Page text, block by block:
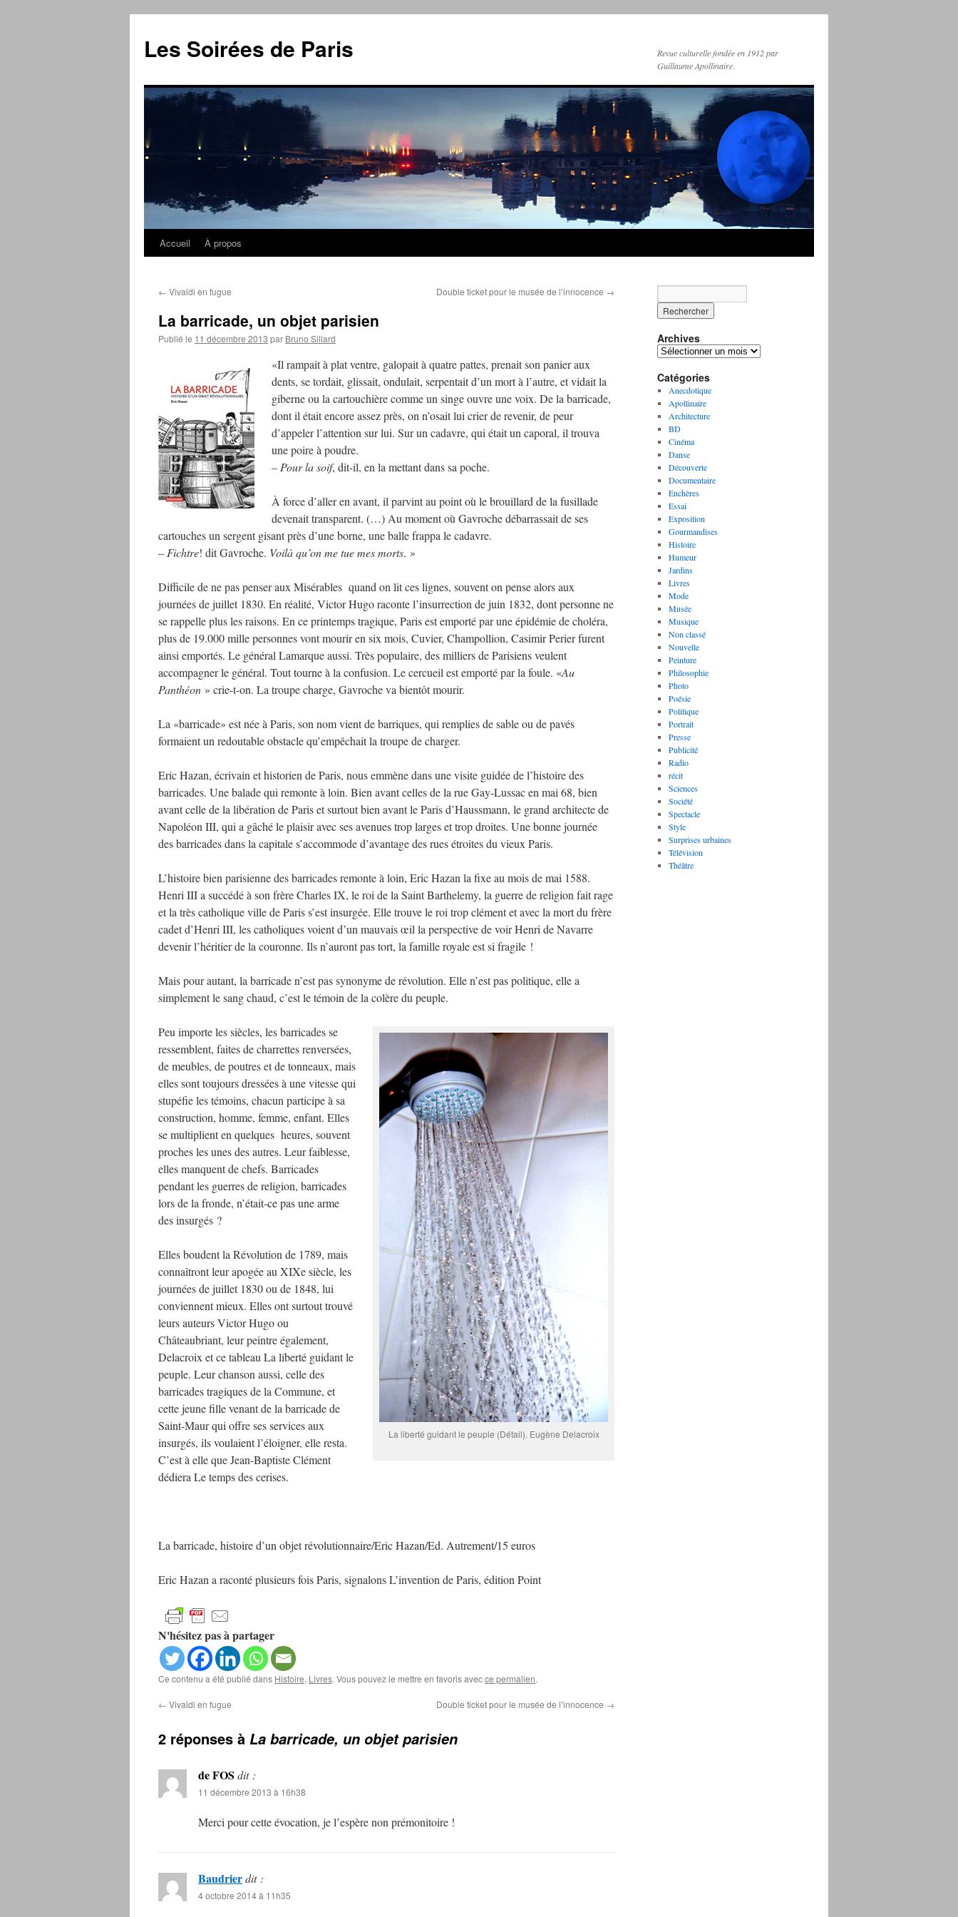
contenu
Les Soirées de Paris
Revue culturelle fondée en 1912 par
Guillaume Apollinaire.
Accueil À propos
← Vivaldi en fugue Double ticket pour le musée de l’innocence →
La barricade, un objet parisien
Publié le 11 décembre 2013 par Bruno Sillard
«Il rampait à plat ventre, galopait à quatre pattes, prenait son panier aux
dents, se tordait, glissait, ondulait, serpentait d’un mort à l’autre, et vidait la
giberne ou la cartouchière comme un singe ouvre une voix. De la barricade,
dont il était encore assez près, on n’osait lui crier de revenir, de peur
d’appeler l’attention sur lui. Sur un cadavre, qui était un caporal, il trouva
une poire à poudre.
– Pour la soif, dit-il, en la mettant dans sa poche.
À force d’aller en avant, il parvint au point où le brouillard de la fusillade
devenait transparent. (…) Au moment où Gavroche débarrassait de ses
cartouches un sergent gisant près d’une borne, une balle frappa le cadavre.
– Fichtre! dit Gavroche. Voilà qu’on me tue mes morts. »
Difficile de ne pas penser aux Misérables quand on lit ces lignes, souvent on pense alors aux
journées de juillet 1830. En réalité, Victor Hugo raconte l’insurrection de juin 1832, dont personne ne
se rappelle plus les raisons. En ce printemps tragique, Paris est emporté par une épidémie de choléra,
plus de 19.000 mille personnes vont mourir en six mois, Cuvier, Champollion, Casimir Perier furent
ainsi emportés. Le général Lamarque aussi. Très populaire, des milliers de Parisiens veulent
accompagner le général. Tout tourne à la confusion. Le cercueil est emporté par la foule. «Au
Panthéon » crie-t-on. La troupe charge, Gavroche va bientôt mourir.
La «barricade» est née à Paris, son nom vient de barriques, qui remplies de sable ou de pavés
formaient un redoutable obstacle qu’empêchait la troupe de charger.
Eric Hazan, écrivain et historien de Paris, nous emmène dans une visite guidée de l’histoire des
barricades. Une balade qui remonte à loin. Bien avant celles de la rue Gay-Lussac en mai 68, bien
avant celle de la libération de Paris et surtout bien avant le Paris d’Haussmann, le grand architecte de
Napoléon III, qui a gâché le plaisir avec ses avenues trop larges et trop droites. Une bonne journée
des barricades dans la capitale s’accommode d’avantage des rues étroites du vieux Paris.
L’histoire bien parisienne des barricades remonte à loin, Eric Hazan la fixe au mois de mai 1588.
Henri III a succédé à son frère Charles IX, le roi de la Saint Barthelemy, la guerre de religion fait rage
et la très catholique ville de Paris s’est insurgée. Elle trouve le roi trop clément et avec la mort du frère
cadet d’Henri III, les catholiques voient d’un mauvais œil la perspective de voir Henri de Navarre
devenir l’héritier de la couronne. Ils n’auront pas tort, la famille royale est si fragile !
Mais pour autant, la barricade n’est pas synonyme de révolution. Elle n’est pas politique, elle a
simplement le sang chaud, c’est le témoin de la colère du peuple.
La liberté guidant le peuple (Détail). Eugène Delacroix
Peu importe les siècles, les barricades se
ressemblent, faites de charrettes renversées,
de meubles, de poutres et de tonneaux, mais
elles sont toujours dressées à une vitesse qui
stupéfie les témoins, chacun participe à sa
construction, homme, femme, enfant. Elles
se multiplient en quelques heures, souvent
proches les unes des autres. Leur faiblesse,
elles manquent de chefs. Barricades
pendant les guerres de religion, barricades
lors de la fronde, n’était-ce pas une arme
des insurgés ?
Elles boudent la Révolution de 1789, mais
connaîtront leur apogée au XIXe siècle, les
journées de juillet 1830 ou de 1848, lui
conviennent mieux. Elles ont surtout trouvé
leurs auteurs Victor Hugo ou
Châteaubriant, leur peintre également,
Delacroix et ce tableau La liberté guidant le
peuple. Leur chanson aussi, celle des
barricades tragiques de la Commune, et
cette jeune fille venant de la barricade de
Saint-Maur qui offre ses services aux
insurgés, ils voulaient l’éloigner, elle resta.
C’est à elle que Jean-Baptiste Clément
dédiera Le temps des cerises.
La barricade, histoire d’un objet révolutionnaire/Eric Hazan/Ed. Autrement/15 euros
Eric Hazan a raconté plusieurs fois Paris, signalons L’invention de Paris, édition Point
N'hésitez pas à partager
Ce contenu a été publié dans Histoire, Livres. Vous pouvez le mettre en favoris avecce permalien.
← Vivaldi en fugue Double ticket pour le musée de l’innocence →
2 réponses à La barricade, un objet parisien
de FOS dit :
11 décembre 2013 à 16h38
Merci pour cette évocation, je l’espère non prémonitoire !
Baudrierdit :
4 octobre 2014 à 11h35
Archives
A
c
h
i
v
e
s
Catégories
Anecdotique
Apollinaire
Architecture
BD
Cinéma
Danse
Découverte
Documentaire
Enchères
Essai
Exposition
Gourmandises
Histoire
Humeur
Jardins
Livres
Mode
Musée
Musique
Non classé
Nouvelle
Peinture
Philosophie
Photo
Poésie
Politique
Portrait
Presse
Publicité
Radio
récit
Sciences
Société
Spectacle
Style
Surprises urbaines
Télévision
Théâtre